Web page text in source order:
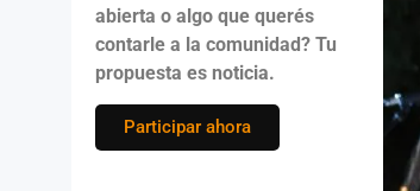
abierta o algo que querés
contarle a la comunidad? Tu
propuesta es noticia.
Participar ahora